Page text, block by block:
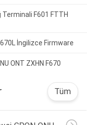
Terminali F601 FTTH
İngilizce Firmware
ONT ZXHN F670
Tüm